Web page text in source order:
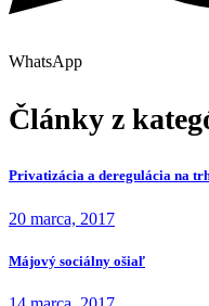
WhatsApp
Články z
Privatizácia a deregulácia na
20 marca, 2017
Májový sociálny ošiaľ